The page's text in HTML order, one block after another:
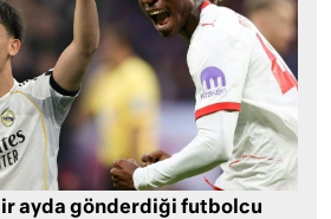
ayda gönderdiği futbolcu